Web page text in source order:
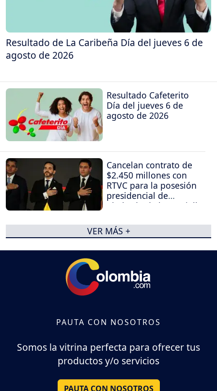
Resultado de La Caribeña Día del jueves 6 de
agosto de 2026
Resultado Cafeterito
Día del jueves 6 de
agosto de 2026
Cancelan contrato de
$2.450 millones con
RTVC para la posesión
presidencial de
Abelardo de la Espriella
VER MÁS +
PAUTA CON NOSOTROS
Somos la vitrina perfecta para ofrecer tus
productos y/o servicios
PAUTA CON NOSOTROS